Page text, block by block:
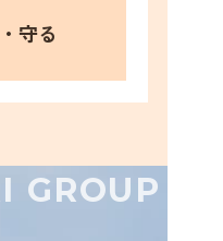
守る
GROUP